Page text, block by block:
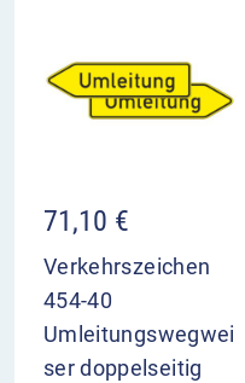
71,10 €
Verkehrszeichen
454-40
Umleitungswegwei
ser doppelseitig